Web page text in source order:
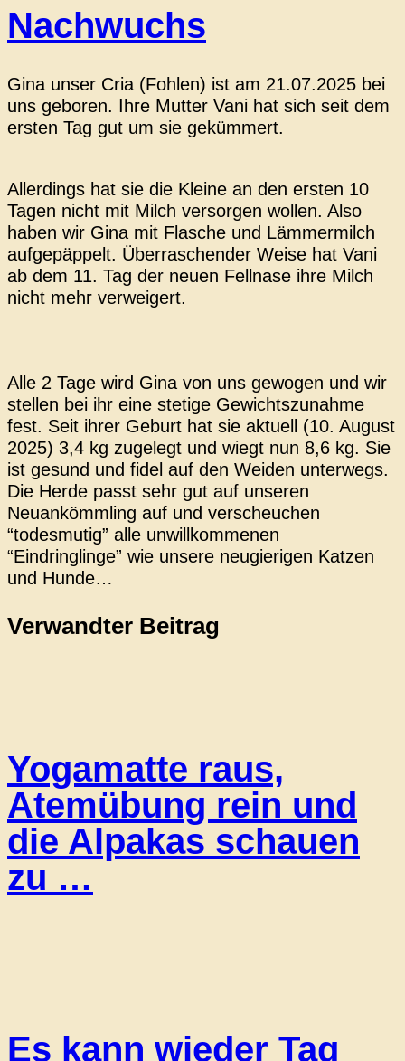
Nachwuchs
Gina unser Cria (Fohlen) ist am 21.07.2025 bei
uns geboren. Ihre Mutter Vani hat sich seit dem
ersten Tag gut um sie gekümmert.
Allerdings hat sie die Kleine an den ersten 10
Tagen nicht mit Milch versorgen wollen. Also
haben wir Gina mit Flasche und Lämmermilch
aufgepäppelt. Überraschender Weise hat Vani
ab dem 11. Tag der neuen Fellnase ihre Milch
nicht mehr verweigert.
Alle 2 Tage wird Gina von uns gewogen und wir
stellen bei ihr eine stetige Gewichtszunahme
fest. Seit ihrer Geburt hat sie aktuell (10. August
2025) 3,4 kg zugelegt und wiegt nun 8,6 kg. Sie
ist gesund und fidel auf den Weiden unterwegs.
Die Herde passt sehr gut auf unseren
Neuankömmling auf und verscheuchen
“todesmutig” alle unwillkommenen
“Eindringlinge” wie unsere neugierigen Katzen
und Hunde…
Verwandter Beitrag
Yogamatte raus,
Atemübung rein und
die Alpakas schauen
zu …
Es kann wieder Tag